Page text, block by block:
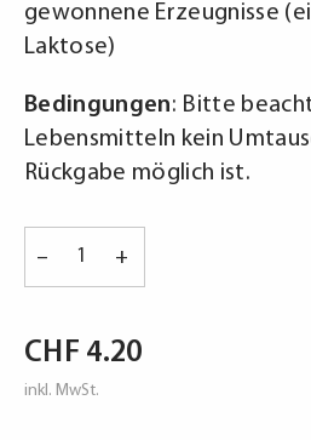
gewonnene Erzeugnisse
Laktose)
Bedingungen: Bitte
Lebensmitteln kein
Rückgabe möglich ist.
&
Chocolat
+
–
CHF 4.20
inkl. MwSt.